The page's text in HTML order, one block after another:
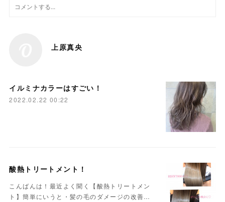
上原真央
イルミナカラーはすごい！
2022.02.22 00:22
酸熱トリートメント！
こんばんは！最近よく聞く【酸熱トリートメン
ト】簡単にいうと・髪の毛のダメージの改善…